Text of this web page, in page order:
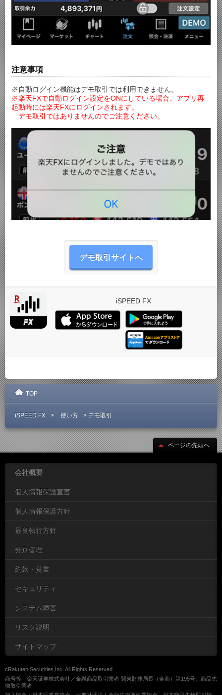
注意事項
※自動ログイン機能はデモ取引では利用できません。
※楽天FXで自動ログイン設定をONにしている場合、アプリ再
起動時には楽天FXにログインされます。
デモ取引ではありませんのでご注意ください。
デモ取引サイトへ
iSPEED FX
TOP
iSPEED FX > 使い方 > デモ取引
ページの先頭へ
会社概要
個人情報保護宣言
個人情報保護方針
最良執行方針
分別管理
約款・覚書
セキュリティ
システム障害
リスク説明
サイトマップ
cRakuten Securities,Inc. All Rights Reserved.
商号等：楽天証券株式会社／金融商品取引業者 関東財務局長（金商）第195号、商品先
物取引業者